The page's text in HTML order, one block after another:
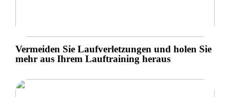
Vermeiden Sie Laufverletzungen und holen Sie
mehr aus Ihrem Lauftraining heraus